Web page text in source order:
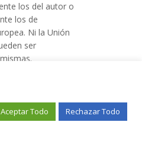
los del autor o
los de
Ni la Unión
ser
Aceptar Todo Rechazar Todo